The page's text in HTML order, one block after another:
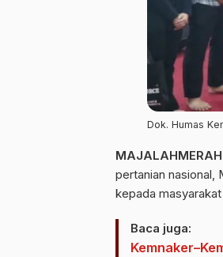
Dok. Humas
pertanian nasional,
kepada
Baca juga: